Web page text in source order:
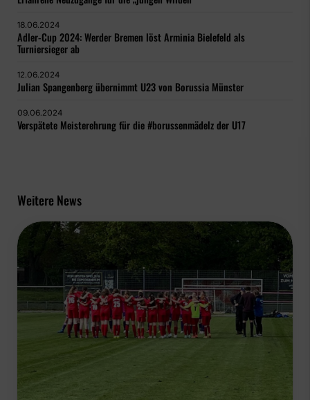
18.06.2024
Adler-Cup 2024: Werder Bremen löst Arminia Bielefeld als
Turniersieger ab
12.06.2024
Julian Spangenberg übernimmt U23 von Borussia Münster
09.06.2024
Verspätete Meisterehrung für die #borussenmädelz der U17
Weitere News